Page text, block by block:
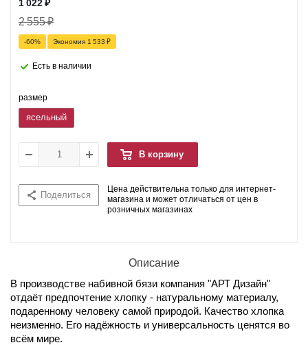
1 022₽
2 555₽
-60% Экономия 1 533 ₽
Есть в наличии
размер
ясельный
В корзину
Поделиться
Цена действительна только для интернет-
магазина и может отличаться от цен в
розничных магазинах
Описание
В производстве набивной бязи компания "АРТ Дизайн"
отдаёт предпочтение хлопку - натуральному материалу,
подаренному человеку самой природой. Качество хлопка
неизменно. Его надёжность и универсальность ценятся во
всём мире.